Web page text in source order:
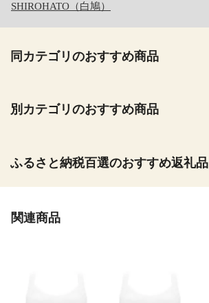
SHIROHATO（白鳩）
同カテゴリのおすすめ商品
別カテゴリのおすすめ商品
ふるさと納税百選のおすすめ返礼品
関連商品